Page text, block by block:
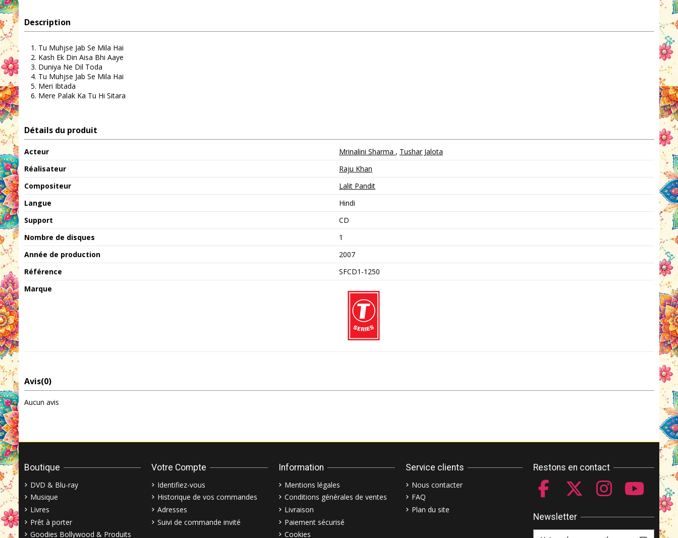
Description
Tu Muhjse Jab Se Mila Hai
Kash Ek Din Aisa Bhi Aaye
Duniya Ne Dil Toda
Tu Muhjse Jab Se Mila Hai
Meri Ibtada
Mere Palak Ka Tu Hi Sitara
Détails du produit
Acteur Mrinalini Sharma , Tushar Jalota
Réalisateur
Raju Khan
Compositeur
Lalit Pandit
Langue
Hindi
Support
CD
Nombre de disques
1
Année de production
2007
Référence
SFCD1-1250
Marque
Avis(0)
Aucun avis
Boutique
DVD & Blu-ray
Musique
Livres
Prêt à porter
Goodies Bollywood & Produits
Votre Compte
Identifiez-vous
Historique de vos commandes
Adresses
Suivi de commande invité
Information
Mentions légales
Conditions générales de ventes
Livraison
Paiement sécurisé
Cookies
Service clients
Nous contacter
FAQ
Plan du site
Restons en contact
Newsletter